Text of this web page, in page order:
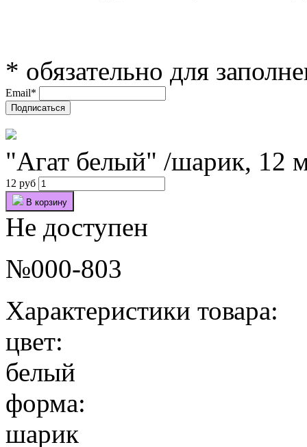
* обязательно для
Email*
"Агат белый" /шарик, 12
12 руб
В корзину
Не доступен
№000-803
Характеристики товара:
цвет:
белый
форма:
шарик